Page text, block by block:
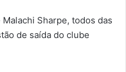
Sharpe, todos das
de saída do clube